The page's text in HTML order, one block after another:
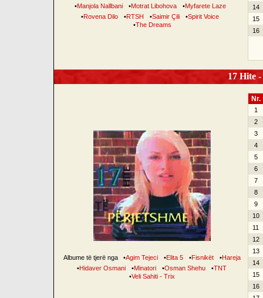
•Manjola Nallbani •Motrat Libohova •Myfarete Laze
•Rovena Dilo •RTSH •Saimir Çili •Spirit Voice
•The Dreams
14
15
16
17 Hite
Albume të tjerë nga •Agim Tejeci •Elita 5 •Fisnikët •Hareja
•Hidaver Osmani •Minatori •Osman Shehu •TNT
•Veli Sahiti - Trix
Nr.
1
2
3
4
5
6
7
8
9
10
11
12
13
14
15
16